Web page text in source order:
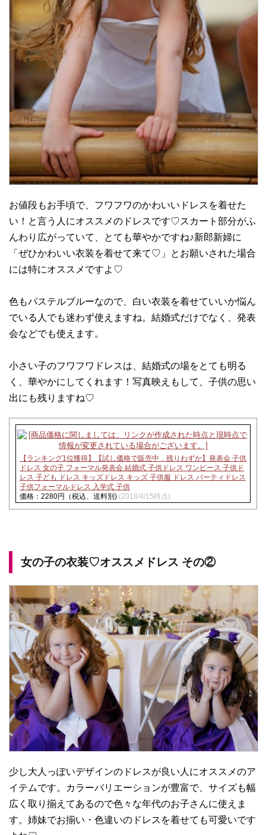
お値段もお手頃で、フワフワのかわいいドレスを着せた
い！と言う人にオススメのドレスです♡スカート部分がふ
んわり広がっていて、とても華やかですね♪新郎新婦に
「ぜひかわいい衣装を着せて来て♡」とお願いされた場合
には特にオススメですよ♡
色もパステルブルーなので、白い衣装を着せていいか悩ん
でいる人でも迷わず使えますね。結婚式だけでなく、発表
会などでも使えます。
小さい子のフワフワドレスは、結婚式の場をとても明る
く、華やかにしてくれます！写真映えもして、子供の思い
出にも残りますね♡
【ランキング1位獲得】【試し価格で販売中．残りわずか】発表会 子供
ドレス 女の子 フォーマル発表会 結婚式 子供ドレス ワンピース 子供ド
レス 子ども ドレス キッズドレス キッズ 子供服 ドレス パーティドレス
子供フォーマルドレス 入学式 子供
価格：2280円（税込、送料別) (2018/4/15時点)
女の子の衣装♡オススメドレス その②
少し大人っぽいデザインのドレスが良い人にオススメのア
イテムです。カラーバリエーションが豊富で、サイズも幅
広く取り揃えてあるので色々な年代のお子さんに使えま
す。姉妹でお揃い・色違いのドレスを着せても可愛いです